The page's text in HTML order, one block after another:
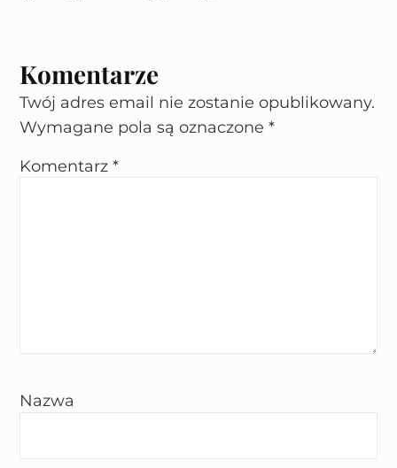
Komentarze
Twój adres email nie zostanie opublikowany.
Wymagane pola są oznaczone*
Komentarz*
Nazwa